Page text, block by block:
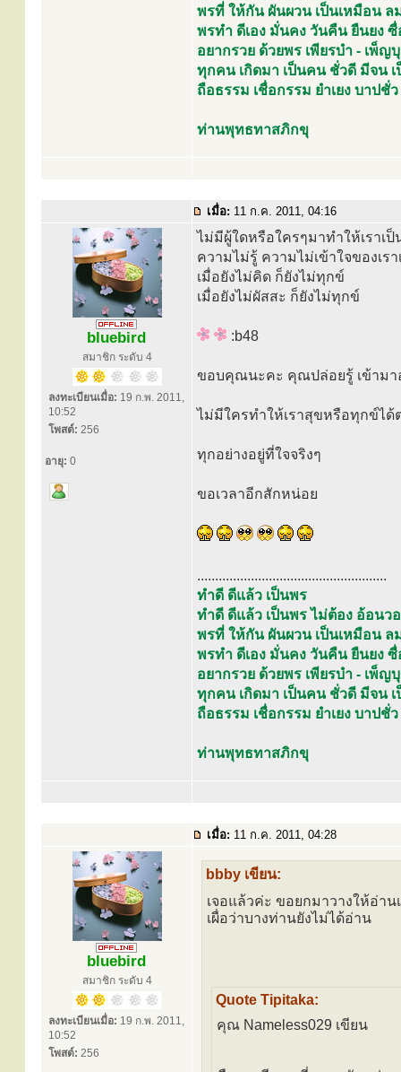
พรที่ ให้กัน ผันผวน เป็นเหมือน
พรทำ ดีเอง มั่นคง วันคืน ยืนยง ซื่
อยากรวย ด้วยพร เพียรบำ - เพ็
ทุกคน เกิดมา เป็นคน ชั่วดี มีจน เ
ถือธรรม เชื่อกรรม ยำเยง บาปชั่
ท่านพุทธทาสภิกขุ
เมื่อ: 11 ก.ค. 2011, 04:16
bluebird
สมาชิก ระดับ 4
ลงทะเบียนเมื่อ: 19 ก.พ. 2011,
10:52
โพสต์: 256
อายุ: 0
ไม่มีผู้ใดหรือใครๆมาทำให้เราเ
ความไม่รู้ ความไม่เข้าใจของเร
เมื่อยังไม่คิด ก็ยังไม่ทุกข์
เมื่อยังไม่ผัสสะ ก็ยังไม่ทุกข์
:b48
ขอบคุณนะคะ คุณปล่อยรู้ เข้ามา
ไม่มีใครทำให้เราสุขหรือทุกข์ได้
ทุกอย่างอยู่ที่ใจจริงๆ
ขอเวลาอีกสักหน่อย
.....................................................
ทำดี ดีแล้ว เป็นพร
ทำดี ดีแล้ว เป็นพร ไม่ต้อง อ้อนว
พรที่ ให้กัน ผันผวน เป็นเหมือน
พรทำ ดีเอง มั่นคง วันคืน ยืนยง ซื่
อยากรวย ด้วยพร เพียรบำ - เพ็
ทุกคน เกิดมา เป็นคน ชั่วดี มีจน เ
ถือธรรม เชื่อกรรม ยำเยง บาปชั่
ท่านพุทธทาสภิกขุ
เมื่อ: 11 ก.ค. 2011, 04:28
bluebird
สมาชิก ระดับ 4
ลงทะเบียนเมื่อ: 19 ก.พ. 2011,
10:52
โพสต์: 256
bbby เขียน:
เจอแล้วค่ะ ขอยกมาวางให้อ่าน
เผื่อว่าบางท่านยังไม่ได้อ่าน
Quote Tipitaka:
คุณ Nameless029 เขียน